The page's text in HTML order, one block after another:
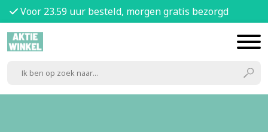
Voor 23.59 uur besteld, morgen gratis bezorgd